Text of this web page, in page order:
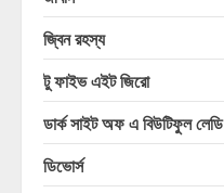
জ্বিন রহস্য
টু ফাইভ এইট জিরো
ডার্ক সাইট অফ এ বিউটিফুল লেডি
ডিভোর্স